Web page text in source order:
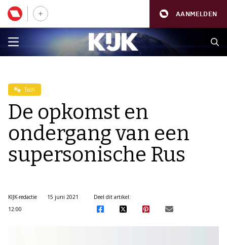
AANMELDEN
Tech
De opkomst en
ondergang van een
supersonische Rus
KIJK-redactie
15 juni 2021
12:00
Deel dit artikel: